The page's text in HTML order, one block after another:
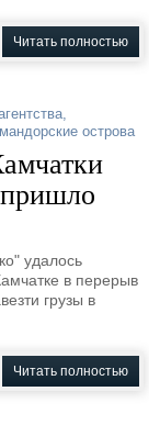
Читать полностью
,
острова
удалось
в перерыв
грузы в
Читать полностью